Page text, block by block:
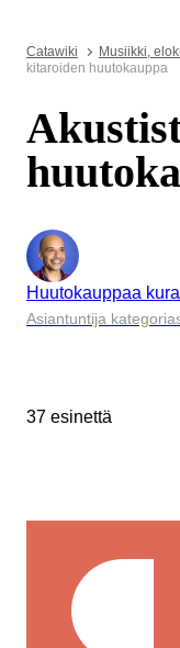
Catawiki Musiikki,
kitaroiden huutokauppa
Huutokauppaa
Asiantuntija
37 esinettä